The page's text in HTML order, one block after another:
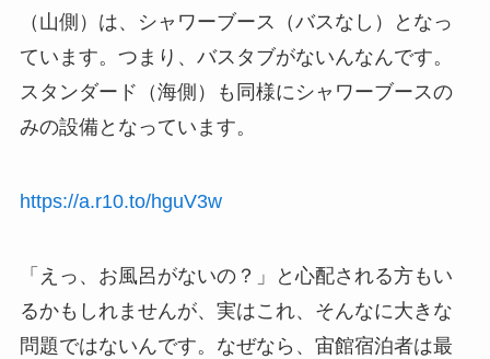
（山側）は、シャワーブース（バスなし）となっ
ています。つまり、バスタブがないんなんです。
スタンダード（海側）も同様にシャワーブースの
みの設備となっています。
https://a.r10.to/hguV3w
「えっ、お風呂がないの？」と心配される方もい
るかもしれませんが、実はこれ、そんなに大きな
問題ではないんです。なぜなら、宙館宿泊者は最